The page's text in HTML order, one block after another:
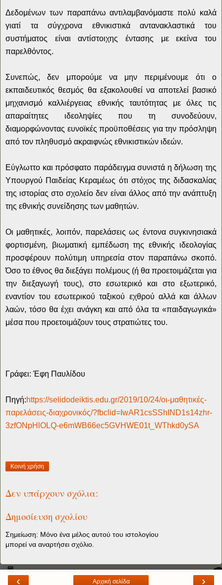
Δεδομένων των παραπάνω αντιλαμβανόμαστε πολύ καλά
γιατί τα σύγχρονα εθνικιστικά αντανακλαστικά του
συστήματος είναι αντίστοιχης έντασης με εκείνα του
παρελθόντος.
Συνεπώς, δεν μπορούμε να μην περιμένουμε ότι ο
εκπαιδευτικός θεσμός θα εξακολουθεί να αποτελεί βασικό
μηχανισμό καλλιέργειας εθνικής ταυτότητας με όλες τις
απαραίτητες ιδεοληψίες που τη συνοδεύουν,
διαμορφώνοντας ευνοϊκές προϋποθέσεις για την πρόσληψη
από τον πληθυσμό ακραιφνώς εθνικιστικών ιδεών.
Εύγλωττο και πρόσφατο παράδειγμα συνιστά η δήλωση της
Υπουργού Παιδείας Κεραμέως ότι στόχος της διδασκαλίας
της ιστορίας στο σχολείο δεν είναι άλλος από την ανάπτυξη
της εθνικής συνείδησης των μαθητών.
Οι μαθητικές, λοιπόν, παρελάσεις ως έντονα συγκινησιακά
φορτισμένη, βιωματική εμπέδωση της εθνικής ιδεολογίας
προσφέρουν πολύτιμη υπηρεσία στον παραπάνω σκοπό.
Όσο το έθνος θα διεξάγει πολέμους (ή θα προετοιμάζεται για
την διεξαγωγή τους), στο εσωτερικό και στο εξωτερικό,
εναντίον του εσωτερικού ταξικού εχθρού αλλά και άλλων
λαών, τόσο θα έχει ανάγκη και από όλα τα «παιδαγωγικά»
μέσα που προετοιμάζουν τους στρατιώτες του.
Γράφει: Έφη Παυλίδου
Πηγή:https://selidodeiktis.edu.gr/2019/10/24/οι-μαθητικές-
παρελάσεις-διαχρονικός/?fbclid=IwAR1csSShIND1s14zhr-
3zfONpHlOLQ-e6mWB66ec5GVHWE01t_WThkd0ySA
Κοινή χρήση
Δεν υπάρχουν σχόλια:
Δημοσίευση σχολίου
Σημείωση: Μόνο ένα μέλος αυτού του ιστολογίου
μπορεί να αναρτήσει σχόλιο.
‹ ›
Αρχική σελίδα